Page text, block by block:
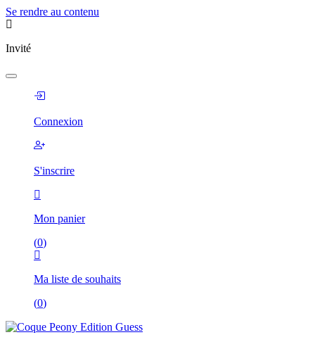
Se rendre au contenu
Invité
Connexion
S'inscrire
Mon panier
(0)
Ma liste de souhaits
(0)